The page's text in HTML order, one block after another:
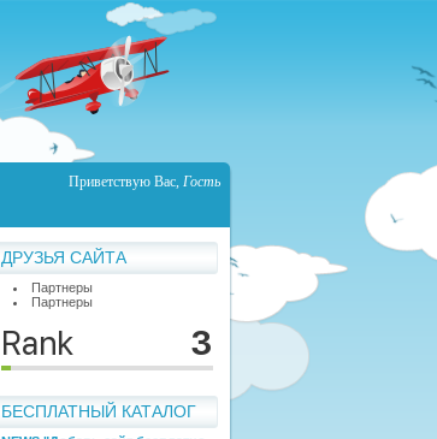
Приветствую Вас, Гость
ДРУЗЬЯ САЙТА
Партнеры
Партнеры
БЕСПЛАТНЫЙ КАТАЛОГ